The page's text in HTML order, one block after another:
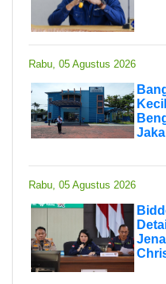
Rabu, 05 Agustus 2026
Rabu, 05 Agustus 2026